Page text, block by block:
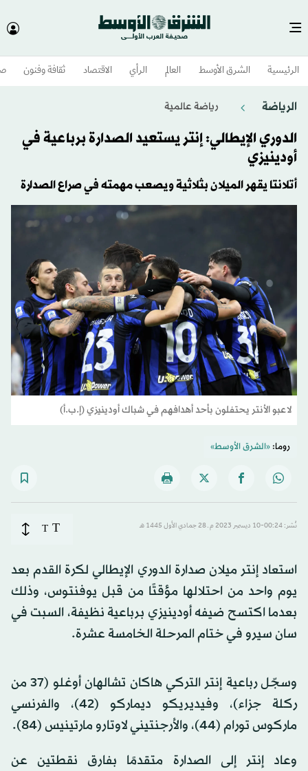
الرئيسية الشرق الأوسط​ العالم الرأي الاقتصاد ثقافة وفنون
الرياضة رياضة عالمية
الدوري الإيطالي: إنتر يستعيد الصدارة برباعية في
أودينيزي
أتلانتا يقهر الميلان بثلاثية ويصعب مهمته في صراع الصدارة
لاعبو الأنتر يحتفلون بأحد أهدافهم في شباك أودينيزي (إ.ب.أ)
روما:«الشرق الأوسط»
نُشر: 00:24-10 ديسمبر 2023 م ـ 28 جمادي الأول 1445 هـ T
T
استعاد إنتر ميلان صدارة الدوري الإيطالي لكرة القدم بعد
يوم واحد من احتلالها مؤقتًا من قبل يوفنتوس، وذلك
بعدما اكتسح ضيفه أودينيزي برباعية نظيفة، السبت في
سان سيرو في ختام المرحلة الخامسة عشرة.
وسجّل رباعية إنتر التركي هاكان تشالهان أوغلو (37 من
ركلة جزاء)، وفيديريكو ديماركو (42)، والفرنسي
ماركوس تورام (44)، والأرجنتيني لاوتارو مارتينيس (84).
وعاد إنتر إلى الصدارة متقدمًا بفارق نقطتين عن